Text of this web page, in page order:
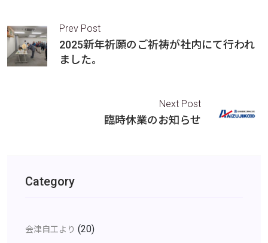
Prev Post
2025新年祈願のご祈祷が社内にて行われ
ました。
Next Post
臨時休業のお知らせ
Category
会津自工より (20)